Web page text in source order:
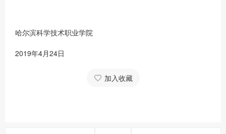
哈尔滨科学技术职业学院
2019年4月24日
加入收藏